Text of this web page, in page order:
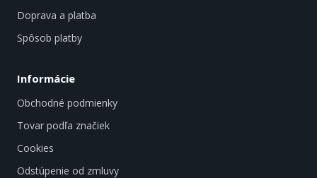
Doprava a platba
Spôsob platby
Informácie
Obchodné podmienky
Tovar podľa značiek
Cookies
Odstúpenie od zmluvy